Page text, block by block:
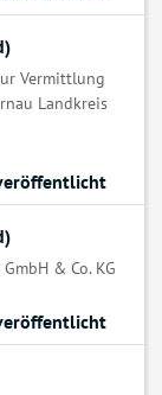
Vermittlung
Landkreis
& Co. KG